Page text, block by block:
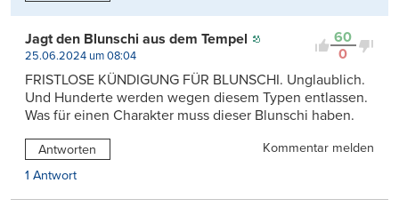
60
0
Jagt den Blunschi aus dem Tempel
25.06.2024 um 08:04
FRISTLOSE KÜNDIGUNG FÜR BLUNSCHI. Unglaublich.
Und Hunderte werden wegen diesem Typen entlassen.
Was für einen Charakter muss dieser Blunschi haben.
Antworten
Kommentar melden
1 Antwort